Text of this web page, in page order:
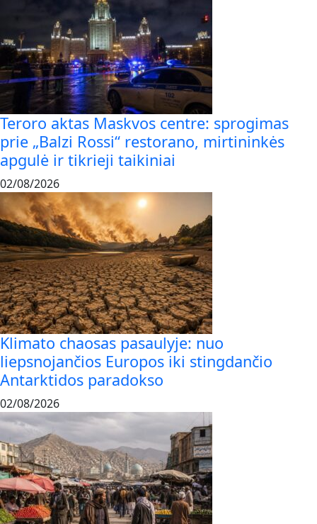
Teroro aktas Maskvos centre: sprogimas
prie „Balzi Rossi“ restorano, mirtininkės
apgulė ir tikrieji taikiniai
02/08/2026
Klimato chaosas pasaulyje: nuo
liepsnojančios Europos iki stingdančio
Antarktidos paradokso
02/08/2026